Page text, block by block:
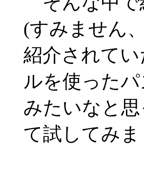
(すみません
紹介されて
ルを使った
みたいなと
て試してみま